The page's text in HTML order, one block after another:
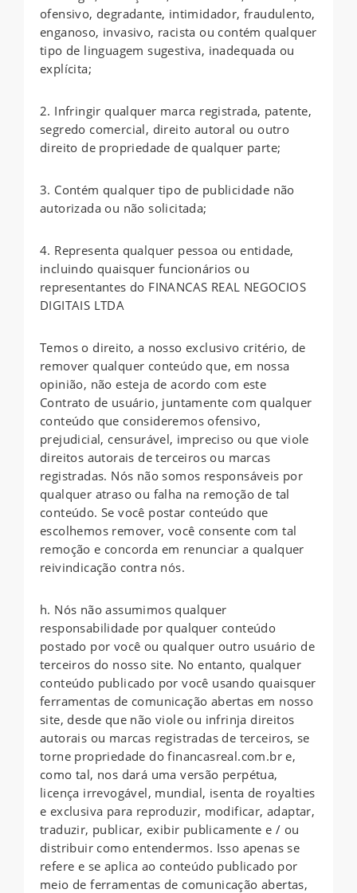
ofensivo, degradante, intimidador, fraudulento,
enganoso, invasivo, racista ou contém qualquer
tipo de linguagem sugestiva, inadequada ou
explícita;
2. Infringir qualquer marca registrada, patente,
segredo comercial, direito autoral ou outro
direito de propriedade de qualquer parte;
3. Contém qualquer tipo de publicidade não
autorizada ou não solicitada;
4. Representa qualquer pessoa ou entidade,
incluindo quaisquer funcionários ou
representantes do FINANCAS REAL NEGOCIOS
DIGITAIS LTDA
Temos o direito, a nosso exclusivo critério, de
remover qualquer conteúdo que, em nossa
opinião, não esteja de acordo com este
Contrato de usuário, juntamente com qualquer
conteúdo que consideremos ofensivo,
prejudicial, censurável, impreciso ou que viole
direitos autorais de terceiros ou marcas
registradas. Nós não somos responsáveis ​​por
qualquer atraso ou falha na remoção de tal
conteúdo. Se você postar conteúdo que
escolhemos remover, você consente com tal
remoção e concorda em renunciar a qualquer
reivindicação contra nós.
h. Nós não assumimos qualquer
responsabilidade por qualquer conteúdo
postado por você ou qualquer outro usuário de
terceiros do nosso site. No entanto, qualquer
conteúdo publicado por você usando quaisquer
ferramentas de comunicação abertas em nosso
site, desde que não viole ou infrinja direitos
autorais ou marcas registradas de terceiros, se
torne propriedade do financasreal.com.br e,
como tal, nos dará uma versão perpétua,
licença irrevogável, mundial, isenta de royalties
e exclusiva para reproduzir, modificar, adaptar,
traduzir, publicar, exibir publicamente e / ou
distribuir como entendermos. Isso apenas se
refere e se aplica ao conteúdo publicado por
meio de ferramentas de comunicação abertas,